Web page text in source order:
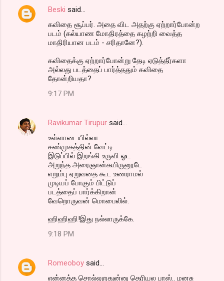
Beski said…
கவிதை சூப்பர். அதை விட அதற்கு ஏற்றார்போன்ற
படம் (கல்யாண மோதிரத்தை கழற்றி வைத்த
மாதிரியான படம் - சரிதானே?).
கவிதைக்கு ஏற்றார்போன்று தேடி ஏடுத்தீர்களா
அல்லது படத்தைப் பார்த்ததும் கவிதை
தோன்றியதா?
9:17 PM
Ravikumar Tirupur said…
உள்ளாடையில்லா
சண்முகத்தின் வேட்டி
இடுப்பில் இறங்கி உருவி ஓட
அறுந்த அரைஞான்கயிருனூடே
எறும்பு ஏறுவதை கூட உணராமல்
முடியப் போகும் பிட்டுப்
படத்தைப் பார்க்கிறான்
வேறொருவன் மொபைலில்.
ஹிஹிஹி!இது நல்லாருக்கே.
9:18 PM
Romeoboy said…
என்னத்த சொல்லுறதுன்னு தெரியல பாஸ்.. மனசு